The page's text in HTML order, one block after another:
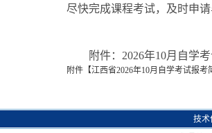
尽快完成课程考试，及时申
附件： 2026年10月自学
附件【江西省2026年10月自学考试报考
技术